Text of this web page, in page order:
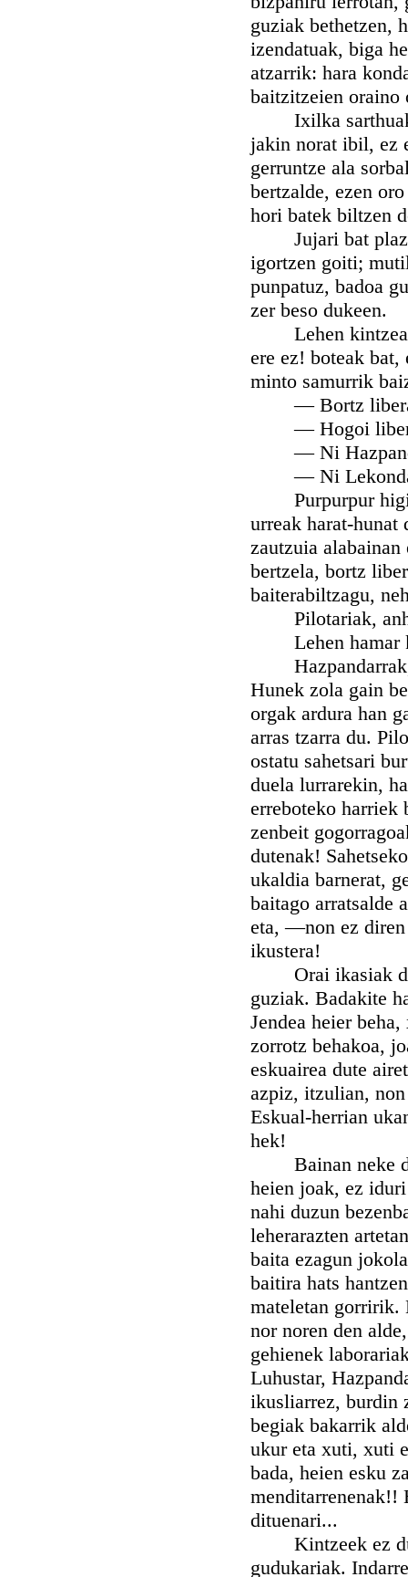
guziak bethetzen,
izendatuak, biga
atzarrik: hara
baitzitzeien oraino
Ixilka sarthuak
jakin norat ibil, ez
gerruntze ala
bertzalde, ezen
hori batek biltzen
Jujari bat
igortzen goiti;
punpatuz, badoa
zer beso dukeen.
Lehen
ere ez! boteak
minto samurrik
— Bortz libera
— Hogoi libera
— Ni
— Ni
Purpurpur
urreak harat-
zautzuia
bertzela, bortz
baiterabiltzagu,
Pilotariak,
Lehen hamar
Hazpandarrak,
Hunek zola gain
orgak ardura han
arras tzarra du.
ostatu sahetsari
duela lurrarekin,
erreboteko harriek
zenbeit
dutenak!
ukaldia barnerat,
baitago arratsalde
eta, —non ez
ikustera!
Orai ikasiak
guziak. Badakite
Jendea heier
zorrotz behakoa,
eskuairea dute
azpiz, itzulian,
Eskual-herrian
hek!
Bainan neke da
heien joak, ez
nahi duzun
leherarazten
baita ezagun
baitira hats
mateletan gorririk.
nor noren den
gehienek
Luhustar,
ikusliarrez, burdin
begiak bakarrik
ukur eta xuti, xuti
bada, heien esku
menditarrenenak!!
dituenari...
Kintzeek ez
gudukariak.